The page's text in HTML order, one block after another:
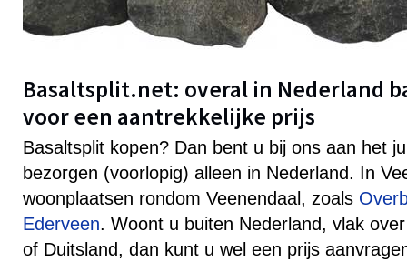
Basaltsplit.net: overal in Nederland
voor een aantrekkelijke prijs
Basaltsplit kopen? Dan bent u bij ons aan het
bezorgen (voorlopig) alleen in Nederland. In
woonplaatsen rondom Veenendaal, zoals
Ederveen. Woont u buiten Nederland, vlak
of Duitsland, dan kunt u wel een prijs